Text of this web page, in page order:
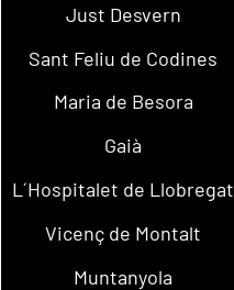
Just Desvern
Sant Feliu de Codines
Maria de Besora
Gaià
L´Hospitalet de Llobregat
Vicenç de Montalt
Muntanyola